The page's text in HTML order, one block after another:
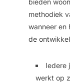
bieden
methodiek
wanneer en
de
Iedere
werkt op